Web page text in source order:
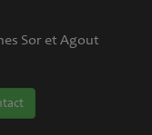
Sor et Agout